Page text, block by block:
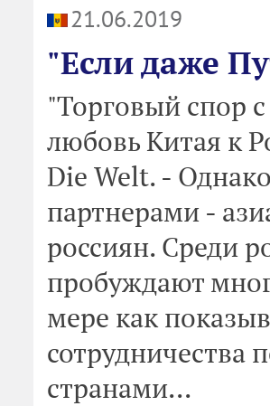
21.06.2019
"Если даже
"Торговый спор
любовь Китая к
Die Welt. -
партнерами -
россиян. Среди
пробуждают
мере как
сотрудничества
странами...